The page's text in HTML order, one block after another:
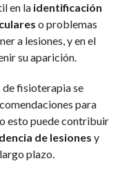
en laidentificación
o problemas
a lesiones, y en el
su aparición.
fisioterapia se
para
esto puede contribuir
de lesiones y
plazo.